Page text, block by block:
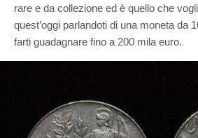
rare e da collezione ed è quello che
quest’oggi parlandoti di una moneta da
farti guadagnare fino a 200 mila euro.